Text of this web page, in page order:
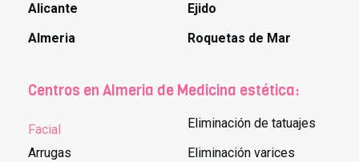
Alicante
Almeria
Ejido
Roquetas de Mar
Centros en Almeria de Medicina estética:
Facial
Arrugas
Eliminación de tatuajes
Eliminación varices